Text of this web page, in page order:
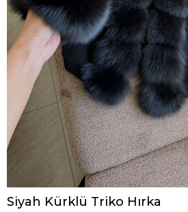
Siyah Kürklü Triko Hırka